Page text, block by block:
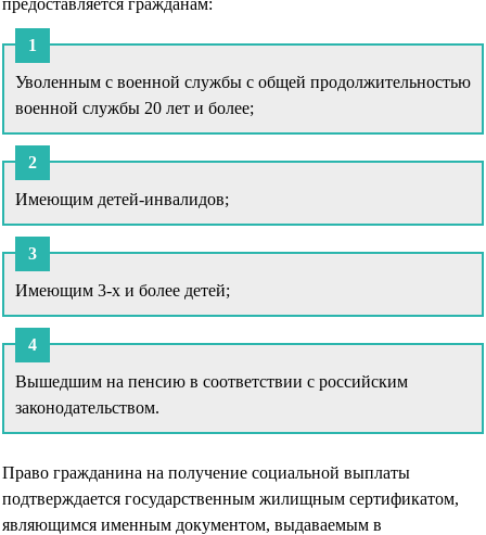
Уволенным с военной службы с общей продолжительностью
военной службы 20 лет и более;
Имеющим детей-инвалидов;
Имеющим 3-х и более детей;
Вышедшим на пенсию в соответствии с российским
законодательством.
Право гражданина на получение социальной выплаты
подтверждается государственным жилищным сертификатом,
являющимся именным документом, выдаваемым в